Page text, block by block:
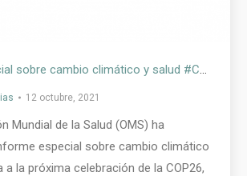
12 octubre, 2021
Mundial de la Salud (OMS) ha
especial sobre cambio climático
a la próxima celebración de la COP26,